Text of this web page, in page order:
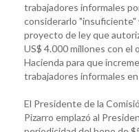
trabajadores informales
considerarlo "insuficiente"
proyecto de ley que
US$ 4.000 millones con
Hacienda para que
trabajadores informales en
El Presidente de la
Pizarro emplazó al